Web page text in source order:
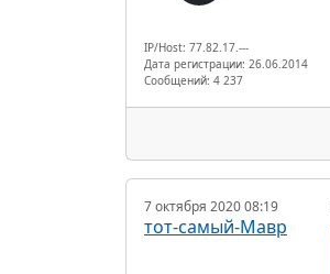
IP/Host: 77.82.17.---
Дата регистрации: 26.06.2014
Сообщений: 4 237
7 октября 2020 08:19
тот-самый-Мавр